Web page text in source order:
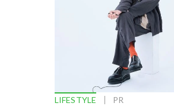
LIFESTYLE PR